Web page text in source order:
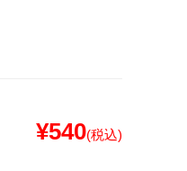
¥540(税込)